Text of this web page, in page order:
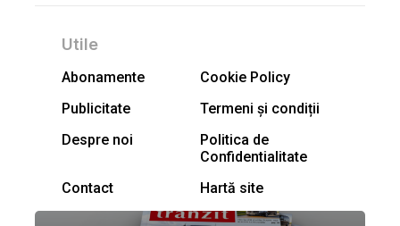
Utile
Abonamente
Cookie Policy
Publicitate
Termeni și condiții
Despre noi
Politica de
Confidentialitate
Contact
Hartă site